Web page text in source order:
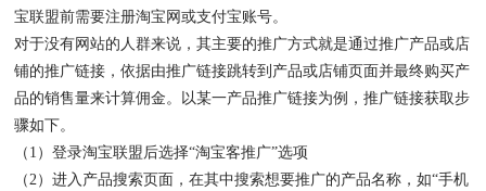
宝联盟前需要注册淘宝网或支付宝账号。
对于没有网站的人群来说，其主要的推广方式就是通过推广产品或店
铺的推广链接，依据由推广链接跳转到产品或店铺页面并最终购买产
品的销售量来计算佣金。以某一产品推广链接为例，推广链接获取步
骤如下。
（1）登录淘宝联盟后选择“淘宝客推广”选项
（2）进入产品搜索页面，在其中搜索想要推广的产品名称，如“手机